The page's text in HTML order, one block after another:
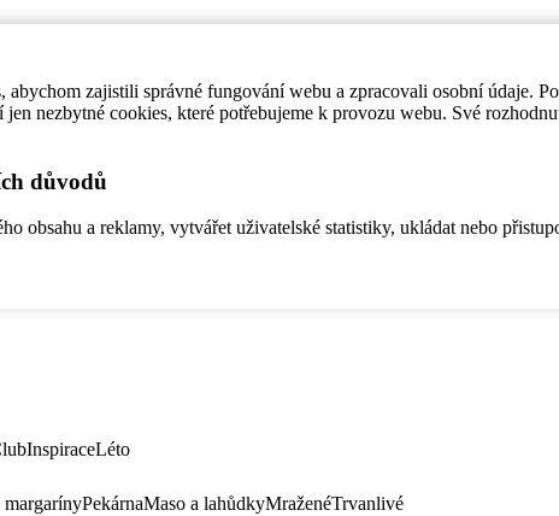
zajistili správné fungování webu a zpracovali osobní údaje.
nezbytné cookies, které potřebujeme k provozu webu. Své
důvodů
obsahu a reklamy, vytvářet uživatelské statistiky, ukládat nebo
InspiraceLéto
margarínyPekárnaMaso a lahůdkyMraženéTrvanlivé